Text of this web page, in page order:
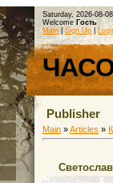
Saturday, 2026-08-
Welcome Гость
Main
Sign Up
Publisher
Main »Articles »